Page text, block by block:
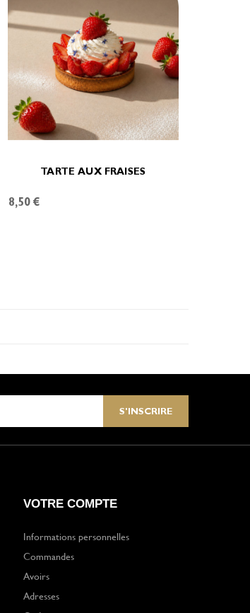
TARTE AUX FRAISES
8,50 €
VOTRE COMPTE
Informations personnelles
Commandes
Avoirs
Adresses